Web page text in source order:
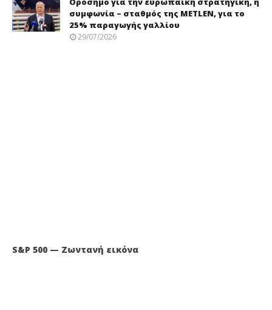
συμφωνία – σταθμός της METLEN, για το
25% παραγωγής γαλλίου
29/07/2026
S&P 500 — Ζωντανή εικόνα